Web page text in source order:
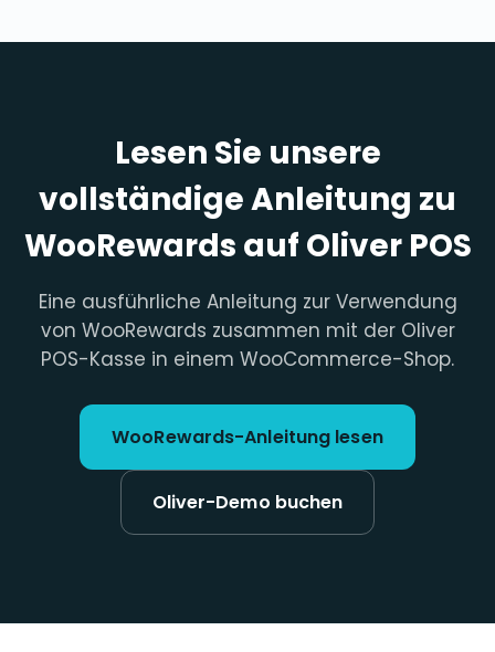
Lesen Sie unsere
vollständige Anleitung zu
WooRewards auf Oliver POS
Eine ausführliche Anleitung zur Verwendung
von WooRewards zusammen mit der Oliver
POS-Kasse in einem WooCommerce-Shop.
WooRewards-Anleitung lesen
Oliver-Demo buchen